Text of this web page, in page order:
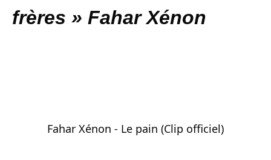
frères » Fahar Xénon
Fahar Xénon - Le pain (Clip officiel)